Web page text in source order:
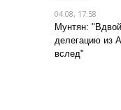
04.08, 17:58
Мунтян:
делегацию из
вслед"